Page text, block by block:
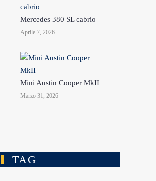
Mercedes 380 SL cabrio
Aprile 7, 2026
Mini Austin Cooper MkII
Marzo 31, 2026
TAG